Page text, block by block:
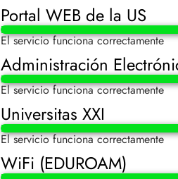
Portal WEB de la US
El servicio funciona correctamente
Administración
El servicio funciona correctamente
Universitas XXI
El servicio funciona correctamente
WiFi (EDUROAM)